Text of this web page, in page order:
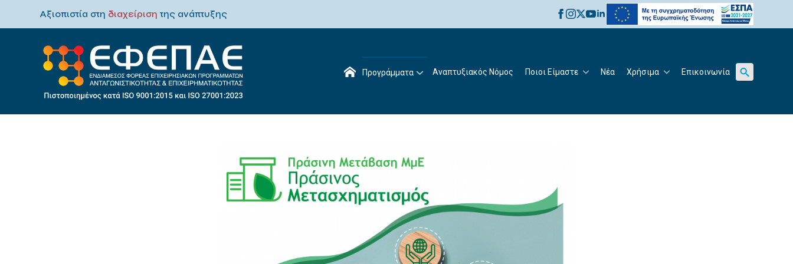
Αξιοπιστία στη διαχείριση της ανάπτυξης
Προγράμματα Αναπτυξιακός Νόμος Ποιοι Είμαστε Νέα Χρήσιμα Επικοινωνία
for: